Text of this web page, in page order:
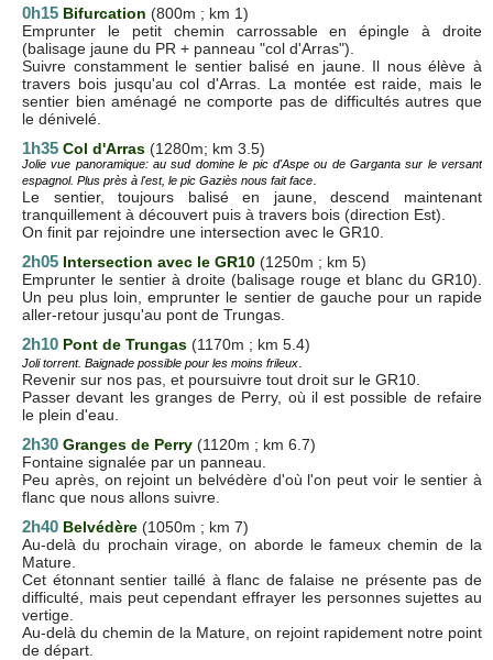
0h15 Bifurcation (800m ; km 1)
Emprunter le petit chemin carrossable en épingle à droite
(balisage jaune du PR + panneau "col d'Arras").
Suivre constamment le sentier balisé en jaune. Il nous élève à
travers bois jusqu'au col d'Arras. La montée est raide, mais le
sentier bien aménagé ne comporte pas de difficultés autres que
le dénivelé.
1h35 Col d'Arras (1280m; km 3.5)
Jolie vue panoramique: au sud domine le pic d'Aspe ou de Garganta sur le versant
espagnol. Plus près à l'est, le pic Gaziès nous fait face
Le sentier, toujours balisé en jaune, descend maintenant
tranquillement à découvert puis à travers bois (direction Est).
On finit par rejoindre une intersection avec le GR10.
2h05 Intersection avec le GR10 (1250m ; km 5)
Emprunter le sentier à droite (balisage rouge et blanc du GR10).
Un peu plus loin, emprunter le sentier de gauche pour un rapide
aller-retour jusqu'au pont de Trungas.
2h10 Pont de Trungas (1170m ; km 5.4)
Joli torrent. Baignade possible pour les moins frileux
Revenir sur nos pas, et poursuivre tout droit sur le GR10.
Passer devant les granges de Perry, où il est possible de refaire
le plein d'eau.
2h30 Granges de Perry (1120m ; km 6.7)
Fontaine signalée par un panneau.
Peu après, on rejoint un belvédère d'où l'on peut voir le sentier à
flanc que nous allons suivre.
2h40 Belvédère (1050m ; km 7)
Au-delà du prochain virage, on aborde le fameux chemin de la
Mature.
Cet étonnant sentier taillé à flanc de falaise ne présente pas de
difficulté, mais peut cependant effrayer les personnes sujettes au
vertige.
Au-delà du chemin de la Mature, on rejoint rapidement notre point
de départ.